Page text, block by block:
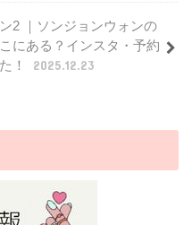
2 ｜ソンジョンウォンの
にある？インスタ・予約
！
2025.12.23